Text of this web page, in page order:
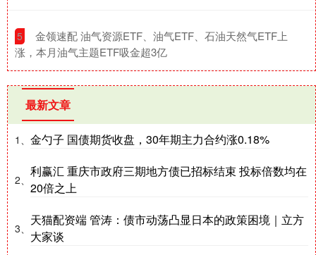
5
​金领速配 油气资源ETF、油气ETF、石油天然气ETF上
涨，本月油气主题ETF吸金超3亿
最新文章
1、 金勺子 国债期货收盘，30年期主力合约涨0.18%
2、
利赢汇 重庆市政府三期地方债已招标结束 投标倍数均在
20倍之上
3、
天猫配资端 管涛：债市动荡凸显日本的政策困境｜立方
大家谈